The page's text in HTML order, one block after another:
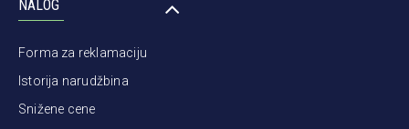
NALOG
Forma za reklamaciju
Istorija narudžbina
Snižene cene